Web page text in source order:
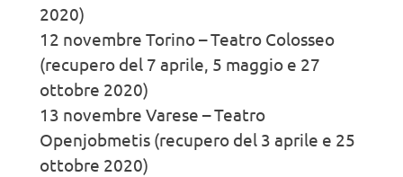
2020)
12 novembre Torino – Teatro Colosseo
(recupero del 7 aprile, 5 maggio e 27
ottobre 2020)
13 novembre Varese – Teatro
Openjobmetis (recupero del 3 aprile e 25
ottobre 2020)